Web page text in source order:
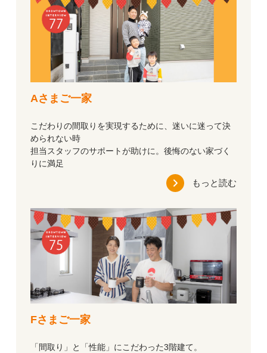
Aさまご一家
こだわりの間取りを実現するために、迷いに迷って決
められない時
担当スタッフのサポートが助けに。後悔のない家づく
りに満足
もっと読む
Fさまご一家
「間取り」と「性能」にこだわった3階建て。